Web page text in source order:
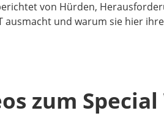
von Hürden,
ausmacht und warum sie hier
zum Special